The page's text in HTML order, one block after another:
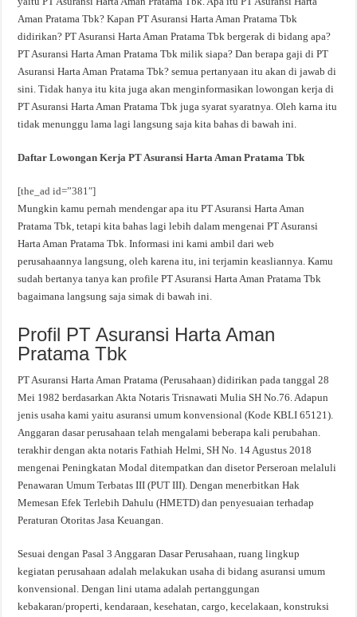
Aman Pratama Tbk? Kapan PT Asuransi Harta Aman Pratama Tbk
didirikan? PT Asuransi Harta Aman Pratama Tbk bergerak di bidang apa?
PT Asuransi Harta Aman Pratama Tbk milik siapa? Dan berapa gaji di PT
Asuransi Harta Aman Pratama Tbk? semua pertanyaan itu akan di jawab di
sini. Tidak hanya itu kita juga akan menginformasikan lowongan kerja di
PT Asuransi Harta Aman Pratama Tbk juga syarat syaratnya. Oleh karna itu
tidak menunggu lama lagi langsung saja kita bahas di bawah ini.
Daftar Lowongan Kerja PT Asuransi Harta Aman Pratama Tbk
[the_ad id=”381″]
Mungkin kamu pernah mendengar apa itu PT Asuransi Harta Aman
Pratama Tbk, tetapi kita bahas lagi lebih dalam mengenai PT Asuransi
Harta Aman Pratama Tbk. Informasi ini kami ambil dari web
perusahaannya langsung, oleh karena itu, ini terjamin keasliannya. Kamu
sudah bertanya tanya kan profile PT Asuransi Harta Aman Pratama Tbk
bagaimana langsung saja simak di bawah ini.
Profil PT Asuransi Harta Aman
Pratama Tbk
PT Asuransi Harta Aman Pratama (Perusahaan) didirikan pada tanggal 28
Mei 1982 berdasarkan Akta Notaris Trisnawati Mulia SH No.76. Adapun
jenis usaha kami yaitu asuransi umum konvensional (Kode KBLI 65121).
Anggaran dasar perusahaan telah mengalami beberapa kali perubahan.
terakhir dengan akta notaris Fathiah Helmi, SH No. 14 Agustus 2018
mengenai Peningkatan Modal ditempatkan dan disetor Perseroan melaluli
Penawaran Umum Terbatas III (PUT III). Dengan menerbitkan Hak
Memesan Efek Terlebih Dahulu (HMETD) dan penyesuaian terhadap
Peraturan Otoritas Jasa Keuangan.
Sesuai dengan Pasal 3 Anggaran Dasar Perusahaan, ruang lingkup
kegiatan perusahaan adalah melakukan usaha di bidang asuransi umum
konvensional. Dengan lini utama adalah pertanggungan
kebakaran/properti, kendaraan, kesehatan, cargo, kecelakaan, konstruksi